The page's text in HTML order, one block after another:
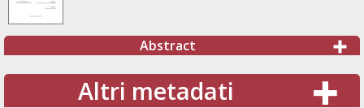
Abstract
Altri metadati